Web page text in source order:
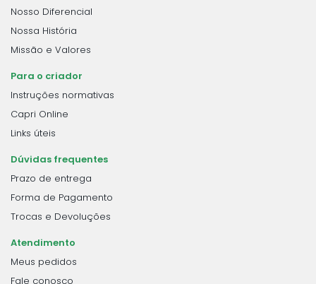
Nosso Diferencial
Nossa História
Missão e Valores
Para o criador
Instruções normativas
Capri Online
Links úteis
Dúvidas frequentes
Prazo de entrega
Forma de Pagamento
Trocas e Devoluções
Atendimento
Meus pedidos
Fale conosco